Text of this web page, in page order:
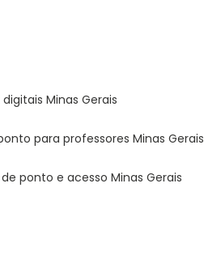
Minas Gerais
para professores Minas Gerais
de ponto e acesso Minas Gerais